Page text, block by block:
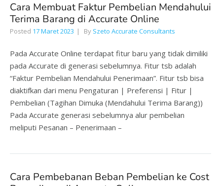
Cara Membuat Faktur Pembelian Mendahului
Terima Barang di Accurate Online
Posted 17 Maret 2023 By Szeto Accurate Consultants
Pada Accurate Online terdapat fitur baru yang tidak dimiliki
pada Accurate di generasi sebelumnya. Fitur tsb adalah
“Faktur Pembelian Mendahului Penerimaan”. Fitur tsb bisa
diaktifkan dari menu Pengaturan | Preferensi | Fitur |
Pembelian (Tagihan Dimuka (Mendahului Terima Barang))
Pada Accurate generasi sebelumnya alur pembelian
meliputi Pesanan – Penerimaan –
Cara Pembebanan Beban Pembelian ke Cost